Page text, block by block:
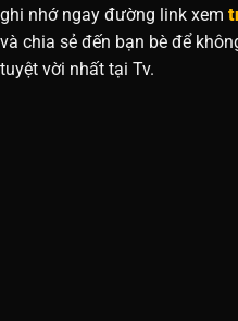
ghi nhớ ngay đường link xem
và chia sẻ đến bạn bè để
tuyệt vời nhất tại Tv.